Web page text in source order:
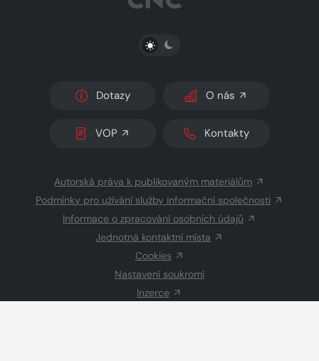
PŘEPNOUT SVĚTLÝ/TMAVÝ REŽIM
Dotazy O nás
VOP Kontakty
Autorská práva k publikovaným materiálům
Podmínky pro užívání služby informační společnosti
Informace o zpracování osobních údajů
Jednotná kontaktní místa
Cookies
Nastavení soukromí
Inzerce